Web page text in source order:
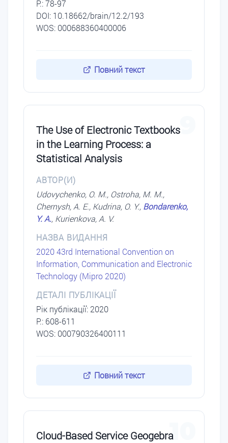
P.: 78-97
DОI: 10.18662/brain/12.2/193
WOS: 000688360400006
Повний текст
9
The Use of Electronic Textbooks
in the Learning Process: a
Statistical Analysis
АВТОР(И)
Udovychenko, O. M., Ostroha, M. M.,
Chernysh, A. E., Kudrina, O. Y., Bondarenko,
Y. A., Kurienkova, A. V.
НАЗВА ВИДАННЯ
2020 43rd International Convention on
Information, Communication and Electronic
Technology (Mipro 2020)
ДЕТАЛІ ПУБЛІКАЦІЇ
Рік публікації: 2020
P.: 608-611
WOS: 000790326400111
Повний текст
10
Cloud-Based Service Geogebra